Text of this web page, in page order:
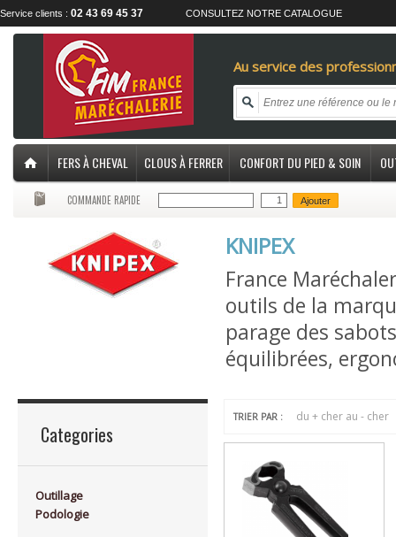
Service clients : 02 43 69 45 37 CONSULTEZ NOTRE CATALOGUE
Au service des
FERS À CHEVAL CLOUS À FERRER CONFORT DU PIED & SOIN
COMMANDE RAPIDE Ajouter
KNIPEX
France
outils de la
parage des
équilibrées,
Categories
Outillage
Podologie
TRIER PAR : du + cher au - cher